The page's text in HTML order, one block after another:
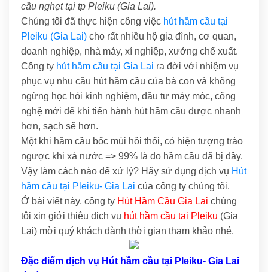
cầu nghẹt tại tp Pleiku (Gia Lai).
Chúng tôi đã thực hiện công việc hút hầm cầu tại
Pleiku (Gia Lai) cho rất nhiều hộ gia đình, cơ quan,
doanh nghiệp, nhà máy, xí nghiệp, xưởng chế xuất.
Công ty hút hầm cầu tại Gia Lai ra đời với nhiệm vụ
phục vụ nhu cầu hút hầm cầu của bà con và không
ngừng học hỏi kinh nghiệm, đầu tư máy móc, công
nghệ mới để khi tiến hành hút hầm cầu được nhanh
hơn, sạch sẽ hơn.
Một khi hầm cầu bốc mùi hôi thối, có hiện tượng trào
ngược khi xả nước => 99% là do hầm cầu đã bị đầy.
Vậy làm cách nào để xử lý? Hãy sử dụng dịch vụ Hút
hầm cầu tại Pleiku- Gia Lai của công ty chúng tôi.
Ở bài viết này, công ty Hút Hầm Cầu Gia Lai chúng
tôi xin giới thiệu dịch vụ hút hầm cầu tại Pleiku (Gia
Lai) mời quý khách dành thời gian tham khảo nhé.
Đặc điểm dịch vụ Hút hầm cầu tại Pleiku- Gia Lai